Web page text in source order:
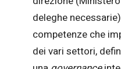
deleghe
competenze che
dei vari settori,